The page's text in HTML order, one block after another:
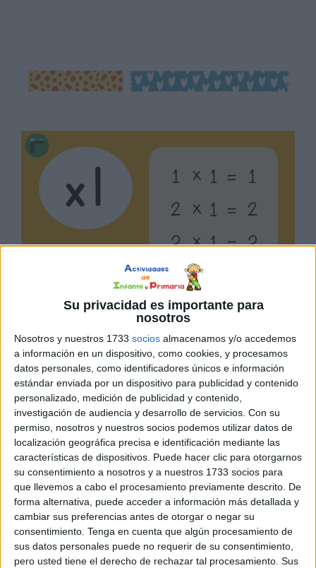
Su privacidad es importante para
nosotros
Nosotros y nuestros 1733 socios almacenamos y/o accedemos
a información en un dispositivo, como cookies, y procesamos
datos personales, como identificadores únicos e información
estándar enviada por un dispositivo para publicidad y contenido
personalizado, medición de publicidad y contenido,
investigación de audiencia y desarrollo de servicios. Con su
permiso, nosotros y nuestros socios podemos utilizar datos de
localización geográfica precisa e identificación mediante las
características de dispositivos. Puede hacer clic para otorgarnos
su consentimiento a nosotros y a nuestros 1733 socios para
que llevemos a cabo el procesamiento previamente descrito. De
forma alternativa, puede acceder a información más detallada y
cambiar sus preferencias antes de otorgar o negar su
consentimiento. Tenga en cuenta que algún procesamiento de
sus datos personales puede no requerir de su consentimiento,
pero usted tiene el derecho de rechazar tal procesamiento. Sus